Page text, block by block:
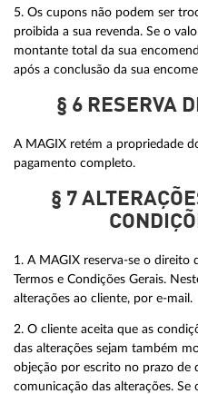
5. Os cupons não podem ser
proibida a sua revenda. Se o
montante total da sua
após a conclusão da sua
§ 6 RESERVA
A MAGIX retém a propriedade
pagamento completo.
§ 7
1. A MAGIX reserva-se o direito
Termos e Condições Gerais.
alterações ao cliente, por e-mail.
2. O cliente aceita que as
das alterações sejam também
objeção por escrito no prazo de
comunicação das alterações.